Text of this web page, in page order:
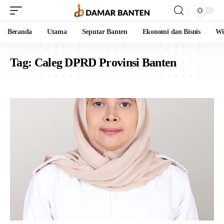
Beranda Utama Seputar Banten Ekonomi dan Bisnis
Tag:Caleg DPRD Provinsi Banten